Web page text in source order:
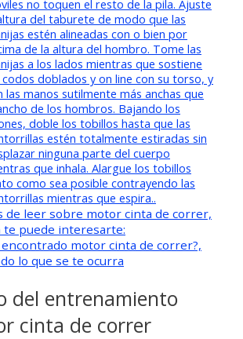
no toquen el resto de la pila. Ajuste
del taburete de modo que las
estén alineadas con o bien por
de la altura del hombro. Tome las
a los lados mientras que sostiene
codos doblados y on line con su torso, y
las manos sutilmente más anchas que
de los hombros. Bajando los
doble los tobillos hasta que las
estén totalmente estiradas sin
ninguna parte del cuerpo
que inhala. Alargue los tobillos
como sea posible contrayendo las
mientras que espira..
de leer sobre motor cinta de correr,
puede interesarte:
encontrado motor cinta de correr?,
lo que se te ocurra
del entrenamiento
cinta de correr